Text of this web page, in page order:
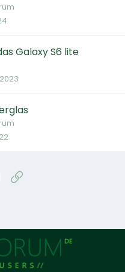
Galaxy S6 lite
E-Mail